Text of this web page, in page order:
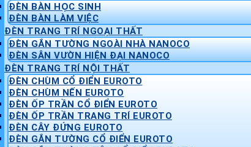
ĐÈN BÀN HỌC SINH
ĐÈN BÀN LÀM VIỆC
ĐÈN TRANG TRÍ NGOẠI THẤT
ĐÈN GẮN TƯỜNG NGOÀI NHÀ NANOCO
ĐÈN SÂN VƯỜN HIỆN ĐẠI NANOCO
ĐÈN TRANG TRÍ NỘI THẤT
ĐÈN CHÙM CỔ ĐIỂN EUROTO
ĐÈN CHÙM NẾN EUROTO
ĐÈN ỐP TRẦN CỔ ĐIỂN EUROTO
ĐÈN ỐP TRẦN TRANG TRÍ EUROTO
ĐÈN CÂY ĐỨNG EUROTO
ĐÈN GẮN TƯỜNG CỔ ĐIỂN EUROTO